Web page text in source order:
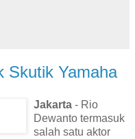
Skutik Yamaha
Jakarta - Rio
Dewanto termasuk
salah satu aktor